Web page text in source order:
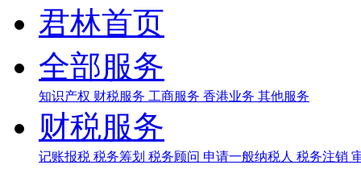
君林首页
全部服务
知识产权 财税服务 工商服务 香港业务 其他服务
财税服务
记账报税 税务筹划 税务顾问 申请一般纳税人 税务注销